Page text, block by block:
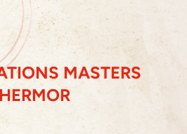
MASTERS